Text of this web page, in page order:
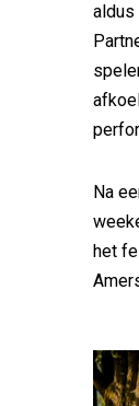
aldus
Na
het